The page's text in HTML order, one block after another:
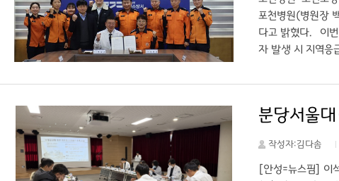
상에 기여하고, 지
포천병원(병원장
다고 밝혔다. 이번
자 발생 시 지역응
응급의료 시스템
표를 위해 서로의
체류 시간 감소에
위 내에서 안정적
분당서울
작성자:김다솜
[안성=뉴스핌] 이